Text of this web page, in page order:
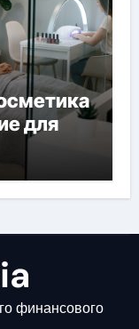
для
финансового